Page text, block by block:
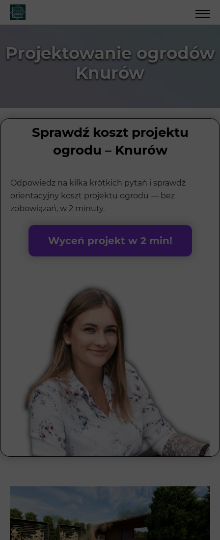
Projektowanie ogrodów
Knurów
Sprawdź koszt projektu
ogrodu – Knurów
Odpowiedz na kilka krótkich pytań i sprawdź
orientacyjny koszt projektu ogrodu — bez
zobowiązań, w 2 minuty.
Wyceń projekt w 2 min!